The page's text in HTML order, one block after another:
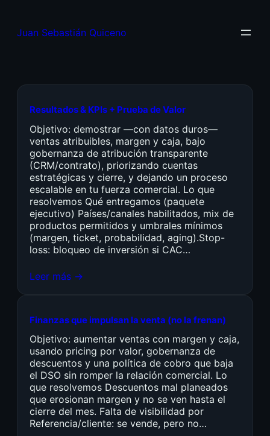
Juan Sebastián Quiceno
Resultados & KPIs + Prueba de Valor
Objetivo: demostrar —con datos duros—
ventas atribuibles, margen y caja, bajo
gobernanza de atribución transparente
(CRM/contrato), priorizando cuentas
estratégicas y cierre, y dejando un proceso
escalable en tu fuerza comercial. Lo que
resolvemos Qué entregamos (paquete
ejecutivo) Países/canales habilitados, mix de
productos permitidos y umbrales mínimos
(margen, ticket, probabilidad, aging).Stop-
loss: bloqueo de inversión si CAC…
Leer más →
Finanzas que impulsan la venta (no la frenan)
Objetivo: aumentar ventas con margen y caja,
usando pricing por valor, gobernanza de
descuentos y una política de cobro que baja
el DSO sin romper la relación comercial. Lo
que resolvemos Descuentos mal planeados
que erosionan margen y no se ven hasta el
cierre del mes. Falta de visibilidad por
Referencia/cliente: se vende, pero no…